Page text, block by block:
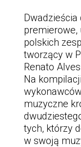
Dwadzieścia
premierowe,
polskich
tworzący w
Renato
Na
muzyczne
tych, którzy
w swoją